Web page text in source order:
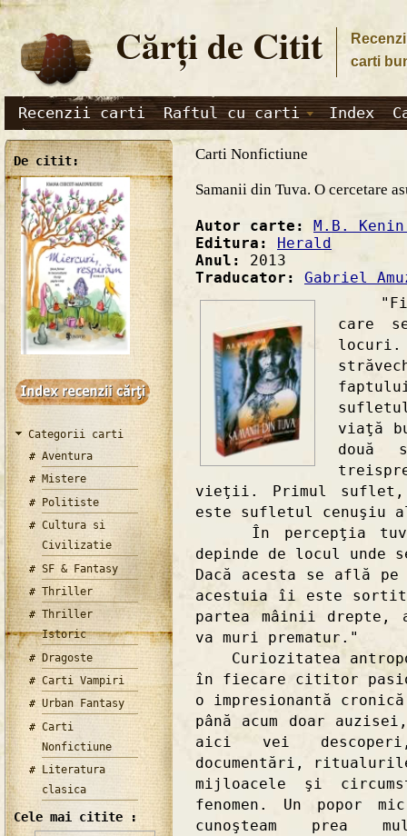
Cărţi de Citit
carti
Recenzii carti Raftul cu carti Index
De citit:
Categorii carti
Aventura
Mistere
Politiste
Cultura si
Civilizatie
SF & Fantasy
Thriller
Thriller
Istoric
Dragoste
Carti Vampiri
Urban Fantasy
Carti
Nonfictiune
Literatura
clasica
Cele mai citite :
Carti Nonfictiune
Samanii din Tuva. O cercetare
Autor carte: M.B.
Editura: Herald
Anul: 2013
Traducator: Gabriel
care
viaţă
două
vieţii. Primul suflet,
este sufletul cenuşiu
În percepţia
depinde de locul
Dacă acesta se află
acestuia îi este
partea mâinii drepte,
va muri prematur."
Curiozitatea
în fiecare cititor
o impresionantă
până acum doar
aici vei
documentări,
mijloacele şi
fenomen. Un popor
cunoşteam prea